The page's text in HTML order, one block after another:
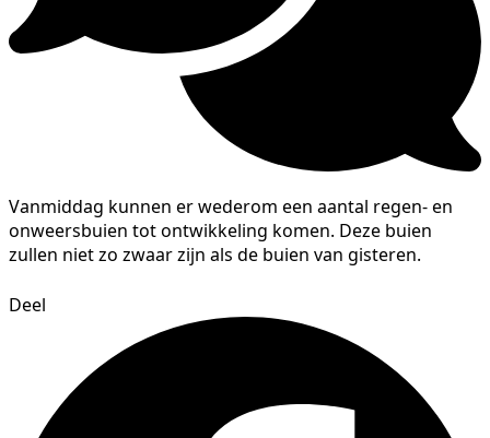
Vanmiddag kunnen er wederom een aantal regen- en
onweersbuien tot ontwikkeling komen. Deze buien
zullen niet zo zwaar zijn als de buien van gisteren.
Deel